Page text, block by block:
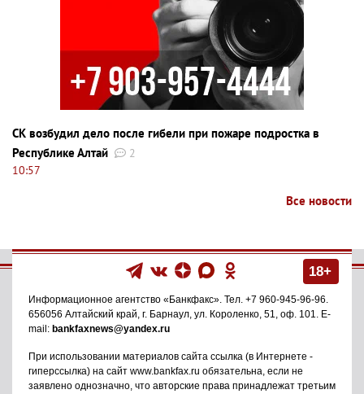
СК возбудил дело после гибели при пожаре подростка в
Республике Алтай
2
10:57
Все новости
18+
Информационное агентство «Банкфакс» . Тел. +7 960-945-96-96
656056 Алтайский край, г. Барнаул ул. Короленко, 51, оф. 101
. E-
mail: bankfaxnews@yandex.ru
При использовании материалов сайта ссылка (в Интернете -
гиперссылка) на сайт www.bankfax.ru обязательна, если не
заявлено однозначно, что авторские права принадлежат третьим